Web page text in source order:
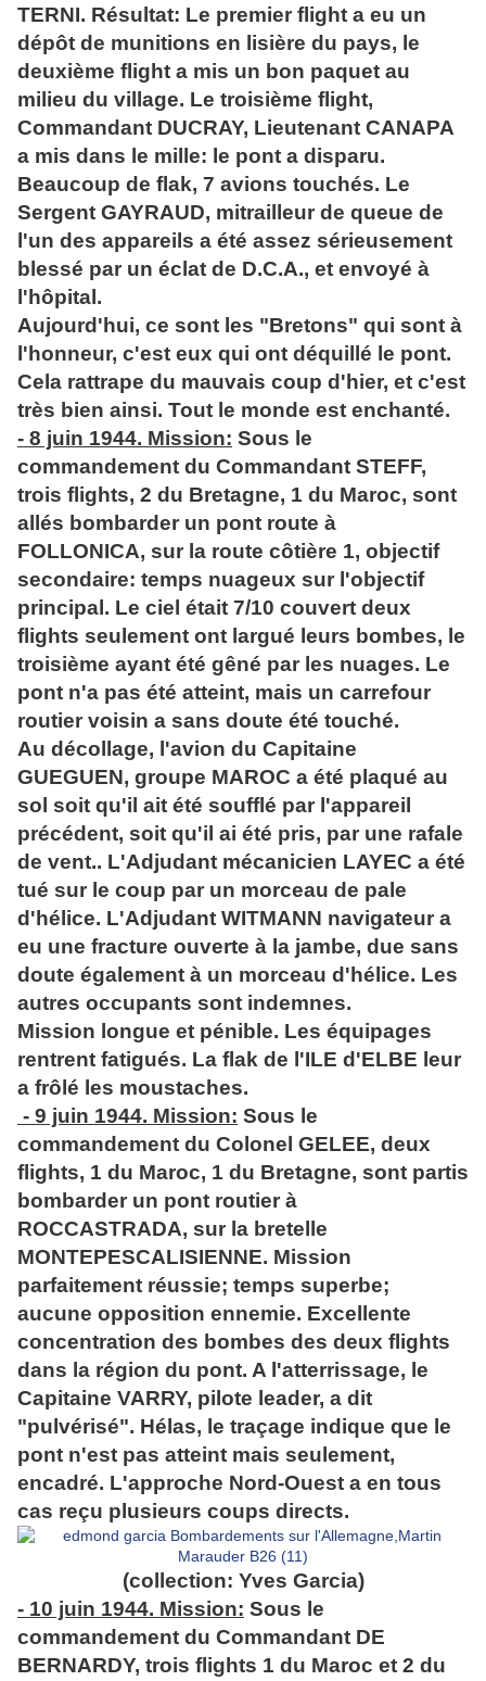
TERNI. Résultat: Le premier flight a eu un
dépôt de munitions en lisière du pays, le
deuxième flight a mis un bon paquet au
milieu du village. Le troisième flight,
Commandant DUCRAY, Lieutenant CANAPA
a mis dans le mille: le pont a disparu.
Beaucoup de flak, 7 avions touchés. Le
Sergent GAYRAUD, mitrailleur de queue de
l'un des appareils a été assez sérieusement
blessé par un éclat de D.C.A., et envoyé à
l'hôpital.
Aujourd'hui, ce sont les "Bretons" qui sont à
l'honneur, c'est eux qui ont déquillé le pont.
Cela rattrape du mauvais coup d'hier, et c'est
très bien ainsi. Tout le monde est enchanté.
- 8 juin 1944. Mission: Sous le
commandement du Commandant STEFF,
trois flights, 2 du Bretagne, 1 du Maroc, sont
allés bombarder un pont route à
FOLLONICA, sur la route côtière 1, objectif
secondaire: temps nuageux sur l'objectif
principal. Le ciel était 7/10 couvert deux
flights seulement ont largué leurs bombes, le
troisième ayant été gêné par les nuages. Le
pont n'a pas été atteint, mais un carrefour
routier voisin a sans doute été touché.
Au décollage, l'avion du Capitaine
GUEGUEN, groupe MAROC a été plaqué au
sol soit qu'il ait été soufflé par l'appareil
précédent, soit qu'il ai été pris, par une rafale
de vent.. L'Adjudant mécanicien LAYEC a été
tué sur le coup par un morceau de pale
d'hélice. L'Adjudant WITMANN navigateur a
eu une fracture ouverte à la jambe, due sans
doute également à un morceau d'hélice. Les
autres occupants sont indemnes.
Mission longue et pénible. Les équipages
rentrent fatigués. La flak de l'ILE d'ELBE leur
a frôlé les moustaches.
- 9 juin 1944. Mission: Sous le
commandement du Colonel GELEE, deux
flights, 1 du Maroc, 1 du Bretagne, sont partis
bombarder un pont routier à
ROCCASTRADA, sur la bretelle
MONTEPESCALISIENNE. Mission
parfaitement réussie; temps superbe;
aucune opposition ennemie. Excellente
concentration des bombes des deux flights
dans la région du pont. A l'atterrissage, le
Capitaine VARRY, pilote leader, a dit
"pulvérisé". Hélas, le traçage indique que le
pont n'est pas atteint mais seulement,
encadré. L'approche Nord-Ouest a en tous
cas reçu plusieurs coups directs.
(collection: Yves Garcia)
- 10 juin 1944. Mission: Sous le
commandement du Commandant DE
BERNARDY, trois flights 1 du Maroc et 2 du